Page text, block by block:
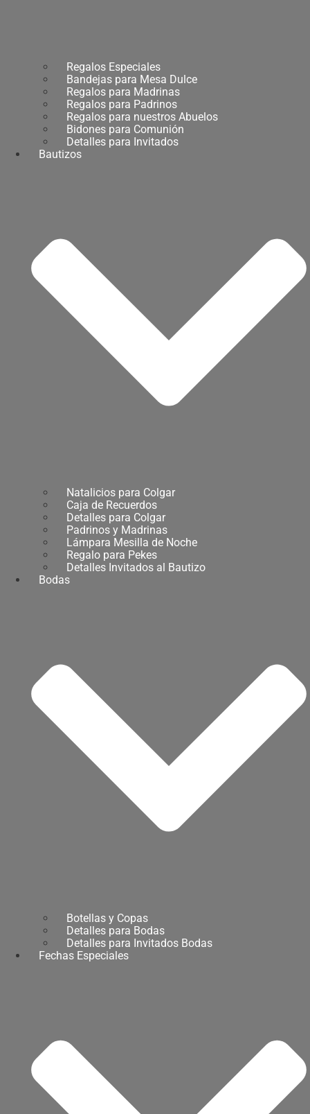
Regalos Especiales
Bandejas para Mesa Dulce
Regalos para Madrinas
Regalos para Padrinos
Regalos para nuestros Abuelos
Bidones para Comunión
Detalles para Invitados
Bautizos
Natalicios para Colgar
Caja de Recuerdos
Detalles para Colgar
Padrinos y Madrinas
Lámpara Mesilla de Noche
Regalo para Pekes
Detalles Invitados al Bautizo
Bodas
Botellas y Copas
Detalles para Bodas
Detalles para Invitados Bodas
Fechas Especiales